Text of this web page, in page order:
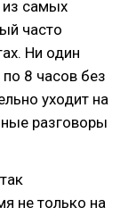
из самых
часто
Ни один
по 8 часов без
уходит на
разговоры
не только на